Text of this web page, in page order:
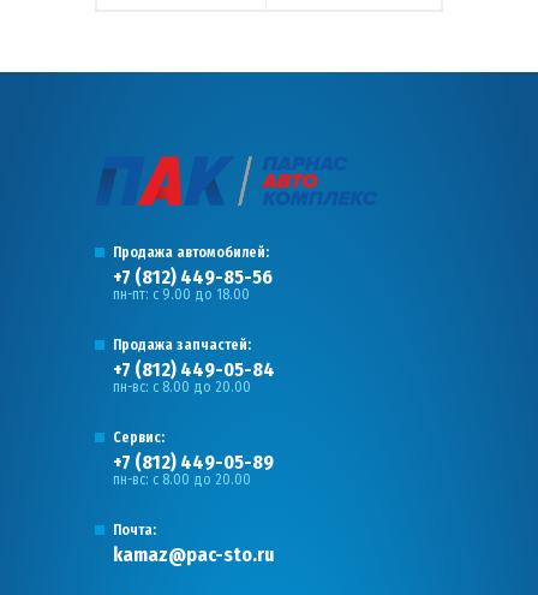
Продажа автомобилей:
+7 (812) 449-85-56
пн-пт: с 9.00 до 18.00
Продажа запчастей:
+7 (812) 449-05-84
пн-вс: с 8.00 до 20.00
Сервис:
+7 (812) 449-05-89
пн-вс: с 8.00 до 20.00
Почта:
kamaz@pac-sto.ru